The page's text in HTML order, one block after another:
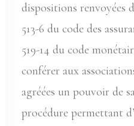
dispositions renvoyées
513-6 du code des
519-14 du code
conférer aux
agréées un pouvoir de
procédure permettant